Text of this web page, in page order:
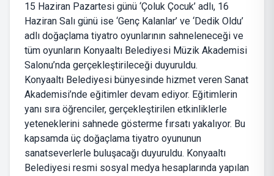
15 Haziran Pazartesi günü ‘Çoluk Çocuk’ adlı, 16
Haziran Salı günü ise ‘Genç Kalanlar’ ve ‘Dedik Oldu’
adlı doğaçlama tiyatro oyunlarının sahneleneceği ve
tüm oyunların Konyaaltı Belediyesi Müzik Akademisi
Salonu’nda gerçekleştirileceği duyuruldu.
Konyaaltı Belediyesi bünyesinde hizmet veren Sanat
Akademisi’nde eğitimler devam ediyor. Eğitimlerin
yanı sıra öğrenciler, gerçekleştirilen etkinliklerle
yeteneklerini sahnede gösterme fırsatı yakalıyor. Bu
kapsamda üç doğaçlama tiyatro oyununun
sanatseverlerle buluşacağı duyuruldu. Konyaaltı
Belediyesi resmi sosyal medya hesaplarında yapılan